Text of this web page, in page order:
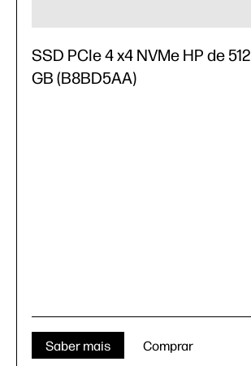
SSD PCIe 4 x4 NVMe HP de 512
GB (B8BD5AA)
Saber mais Comprar